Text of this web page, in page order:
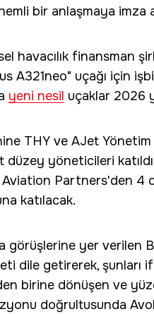
bir anlaşmaya imza
havacılık finansman
A321neo" uçağı için
yeni nesil uçaklar 2026
THY ve AJet Yönetim
düzey yöneticileri
Aviation Partners'den 4
katılacak.
görüşlerine yer verilen
dile getirerek, şunları
birine dönüşen ve
doğrultusunda